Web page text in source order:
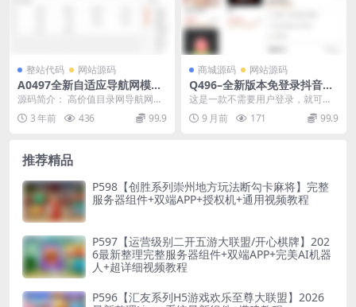
整站代码 网站源码
A0497全新自适应导航网模板
导航网系统源码 网址导航系统
源码 网址目录网系统源码
源码简介： 高价值目录网导航网整
站源码 | 2999元价值，最新版本源
码下载推荐...
3 年前 436 99.9
商城源码 网站源码
Q496–全新版本免登录抖音商
城系统/H5商城源码/抖音快手
引流商城直播带货商城手机商
城快捷购物商城/已对接易支
这是一款不需要用户登录，就可以
在网站直接下单购买商品的商城源
码！ 有效解决了以往...
9 月前 171 99.9
推荐精品
P598【创胜系列崇州地方玩法断勾卡麻将】完整
服务器组件+双端APP+授权机+通用视频教程
P597【运营级别二开五游大联盟/开心棋牌】202
6最新整理完整服务器组件+双端APP+完美AI机器
人+超详细视频教程
P596【汇友系列H5游戏欢乐至尊大联盟】2026